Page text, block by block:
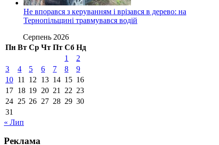
Не впорався з керуванням і врізався в дерево: на
Тернопільщині травмувався водій
Серпень 2026
Пн Вт Ср Чт Пт Сб Нд
1
2
3
4 5 6 7 8
9
10 11 12 13 14 15 16
17 18 19 20 21 22 23
24 25 26 27 28 29 30
31
« Лип
Реклама